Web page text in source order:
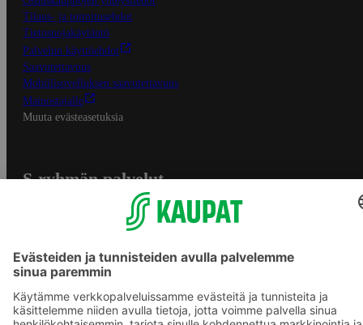
Tilaus- ja toimitusehdot
Tietosuojakäytäntö
Palvelun käyttöehdot
Saavutettavuus
Mobiilisovelluksen saavutettavuus
Mainostajalle
Muuta evästeasetuksia
S-ryhmän palvelut
Yhteishyvä Ruoka -sovellus
S-ostoslista -sovellus
Prisma.fi
Sokos.fi